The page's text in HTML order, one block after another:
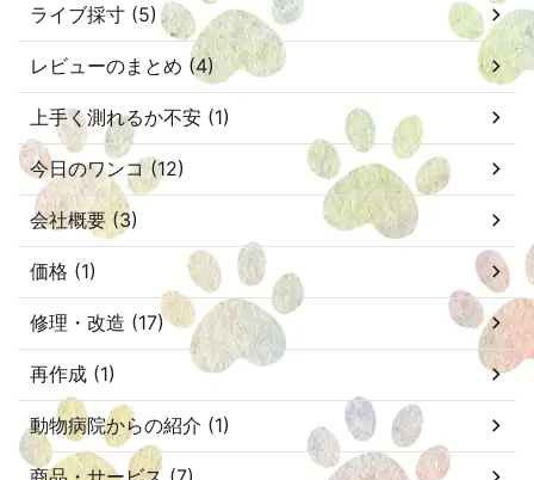
ライブ採寸 (5)
レビューのまとめ (4)
上手く測れるか不安 (1)
今日のワンコ (12)
会社概要 (3)
価格 (1)
修理・改造 (17)
再作成 (1)
動物病院からの紹介 (1)